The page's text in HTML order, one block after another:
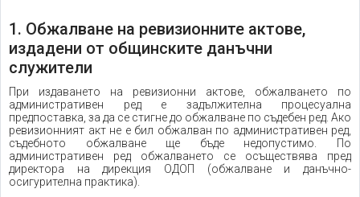
1. Обжалване на ревизионните актове,
издадени от общинските данъчни
служители
При издаването на ревизионни актове, обжалването по
административен ред е задължителна процесуална
предпоставка, за да се стигне до обжалване по съдебен ред. Ако
ревизионният акт не е бил обжалван по административен ред,
съдебното обжалване ще бъде недопустимо. По
административен ред обжалването се осъществява пред
директора на дирекция ОДОП (обжалване и данъчно-
осигурителна практика).